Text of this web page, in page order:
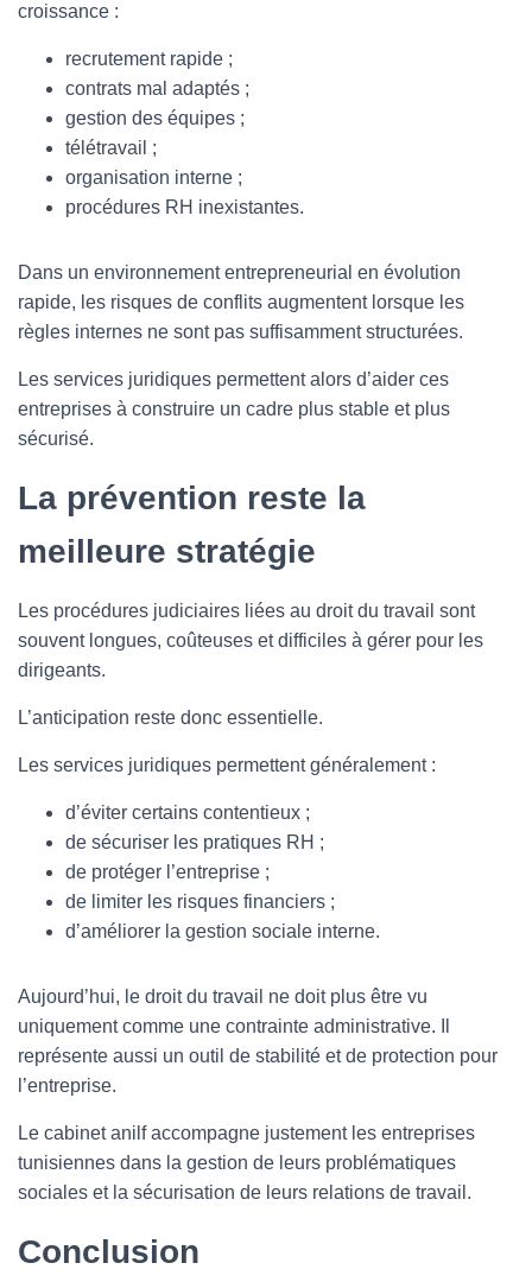
croissance :
recrutement rapide ;
contrats mal adaptés ;
gestion des équipes ;
télétravail ;
organisation interne ;
procédures RH inexistantes.
Dans un environnement entrepreneurial en évolution
rapide, les risques de conflits augmentent lorsque les
règles internes ne sont pas suffisamment structurées.
Les services juridiques permettent alors d’aider ces
entreprises à construire un cadre plus stable et plus
sécurisé.
La prévention reste la
meilleure stratégie
Les procédures judiciaires liées au droit du travail sont
souvent longues, coûteuses et difficiles à gérer pour les
dirigeants.
L’anticipation reste donc essentielle.
Les services juridiques permettent généralement :
d’éviter certains contentieux ;
de sécuriser les pratiques RH ;
de protéger l’entreprise ;
de limiter les risques financiers ;
d’améliorer la gestion sociale interne.
Aujourd’hui, le droit du travail ne doit plus être vu
uniquement comme une contrainte administrative. Il
représente aussi un outil de stabilité et de protection pour
l’entreprise.
Le cabinet anilf accompagne justement les entreprises
tunisiennes dans la gestion de leurs problématiques
sociales et la sécurisation de leurs relations de travail.
Conclusion